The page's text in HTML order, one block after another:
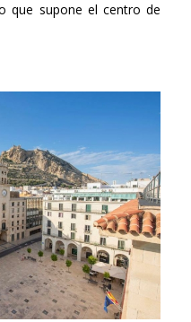
que supone el centro de